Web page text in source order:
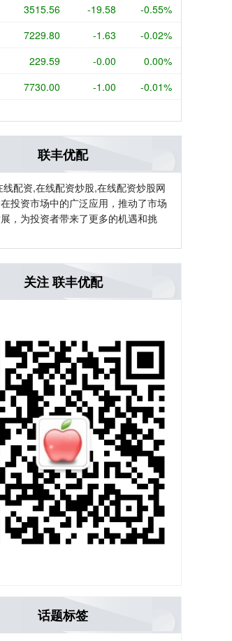
3515.56 -19.58 -0.55%
7229.80 -1.63 -0.02%
229.59 -0.00 0.00%
7730.00 -1.00 -0.01%
联丰优配
配资,在线配资炒股,在线配资炒股网
投资市场中的广泛应用，推动了市场
，为投资者带来了更多的机遇和挑
关注 联丰优配
话题标签